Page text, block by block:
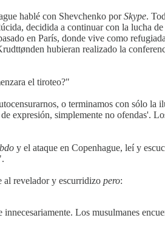
hablé con Shevchenko porSkype.
decidida a continuar con la lucha
en París, donde vive como
hubieran realizado la
el tiroteo?"
o terminamos con sólo
expresión, simplemente no ofendas'.
y el ataque en Copenhague, leí y
al revelador y escurridizo pero:
Los musulmanes